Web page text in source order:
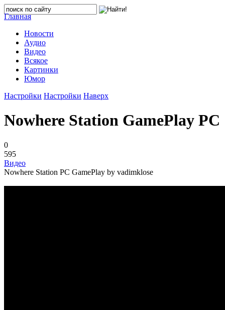
Главная
Новости
Аудио
Видео
Всякое
Картинки
Юмор
Настройки Настройки Наверх
Nowhere Station GamePlay PC
0
595
Видео
Nowhere Station PC GamePlay by vadimklose